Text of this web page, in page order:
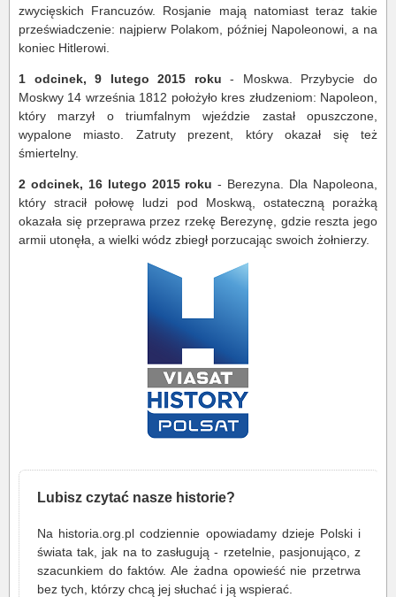
zwycięskich Francuzów. Rosjanie mają natomiast teraz takie
przeświadczenie: najpierw Polakom, później Napoleonowi, a na
koniec Hitlerowi.
1 odcinek, 9 lutego 2015 roku - Moskwa. Przybycie do
Moskwy 14 września 1812 położyło kres złudzeniom: Napoleon,
który marzył o triumfalnym wjeździe zastał opuszczone,
wypalone miasto. Zatruty prezent, który okazał się też
śmiertelny.
2 odcinek, 16 lutego 2015 roku - Berezyna. Dla Napoleona,
który stracił połowę ludzi pod Moskwą, ostateczną porażką
okazała się przeprawa przez rzekę Berezynę, gdzie reszta jego
armii utonęła, a wielki wódz zbiegł porzucając swoich żołnierzy.
Lubisz czytać nasze historie?
Na historia.org.pl codziennie opowiadamy dzieje Polski i
świata tak, jak na to zasługują - rzetelnie, pasjonująco, z
szacunkiem do faktów. Ale żadna opowieść nie przetrwa
bez tych, którzy chcą jej słuchać i ją wspierać.